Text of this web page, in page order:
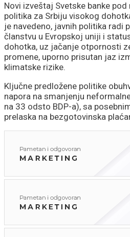
Novi izveštaj Svetske banke
politika za Srbiju visokog
je navedeno, javnih politika radi
članstvu u Evropskoj uniji i
dohotka, uz jačanje otpornosti
promene, uporno prisutan jaz
klimatske rizike.
Ključne predložene politike
napora na smanjenju
na 33 odsto BDP-a), sa
prelaska na bezgotovinska